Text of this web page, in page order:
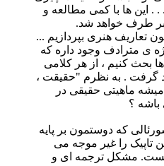
. این ها با کمی مطالعه و
بر طرف خواهد شد.
تعاریف هنری بپردازیم ...
ی مترادف وجود داره که
بحث کنیم ، از هر کلامی
گرفت . به نظرم "حقیقت ،
ماهیتی حقیقی در
باشه ؟
که دوستمون بر پایه
تاپیک را غیر موجه می
مشکل ترجمه ای و